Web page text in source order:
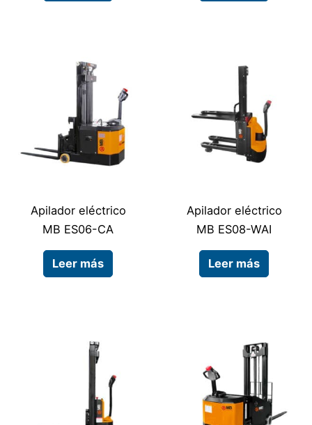
Apilador eléctrico
MB ES06-CA
Leer más
Apilador eléctrico
MB ES08-WAI
Leer más